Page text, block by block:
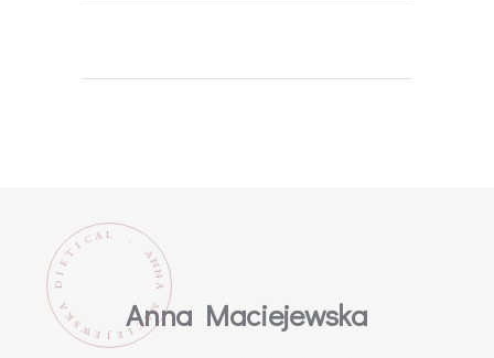
D
I
E
T
I C A L
A
N
N
A
M
A
C
I
E
J
E
W
S
K
A Anna Maciejewska